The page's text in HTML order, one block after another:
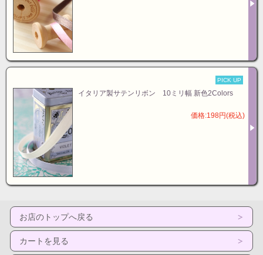
PICK UP
イタリア製サテンリボン 10ミリ幅 新色2Colors
価格:198円(税込)
お店のトップへ戻る
カートを見る